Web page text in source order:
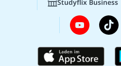
Studyflix Business